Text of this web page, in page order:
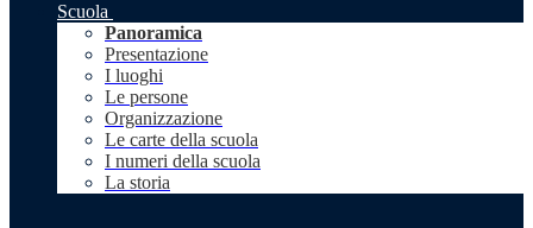
Scuola
Panoramica
Presentazione
I luoghi
Le persone
Organizzazione
Le carte della scuola
I numeri della scuola
La storia